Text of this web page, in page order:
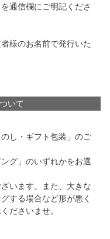
通信欄にご明記くださ
様のお名前で発行いた
いて
し・ギフト包装」のご
グ」のいずれかをお選
います。また、大きな
する場合など形が悪く
ださいませ。